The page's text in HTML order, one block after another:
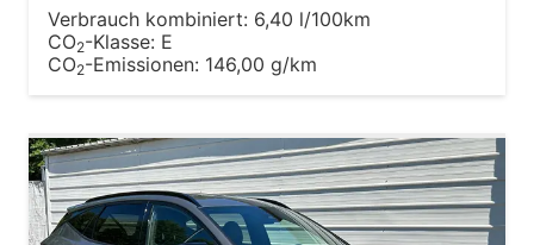
Verbrauch kombiniert: 6,40 l/100km
CO2-Klasse: E
CO2-Emissionen: 146,00 g/km